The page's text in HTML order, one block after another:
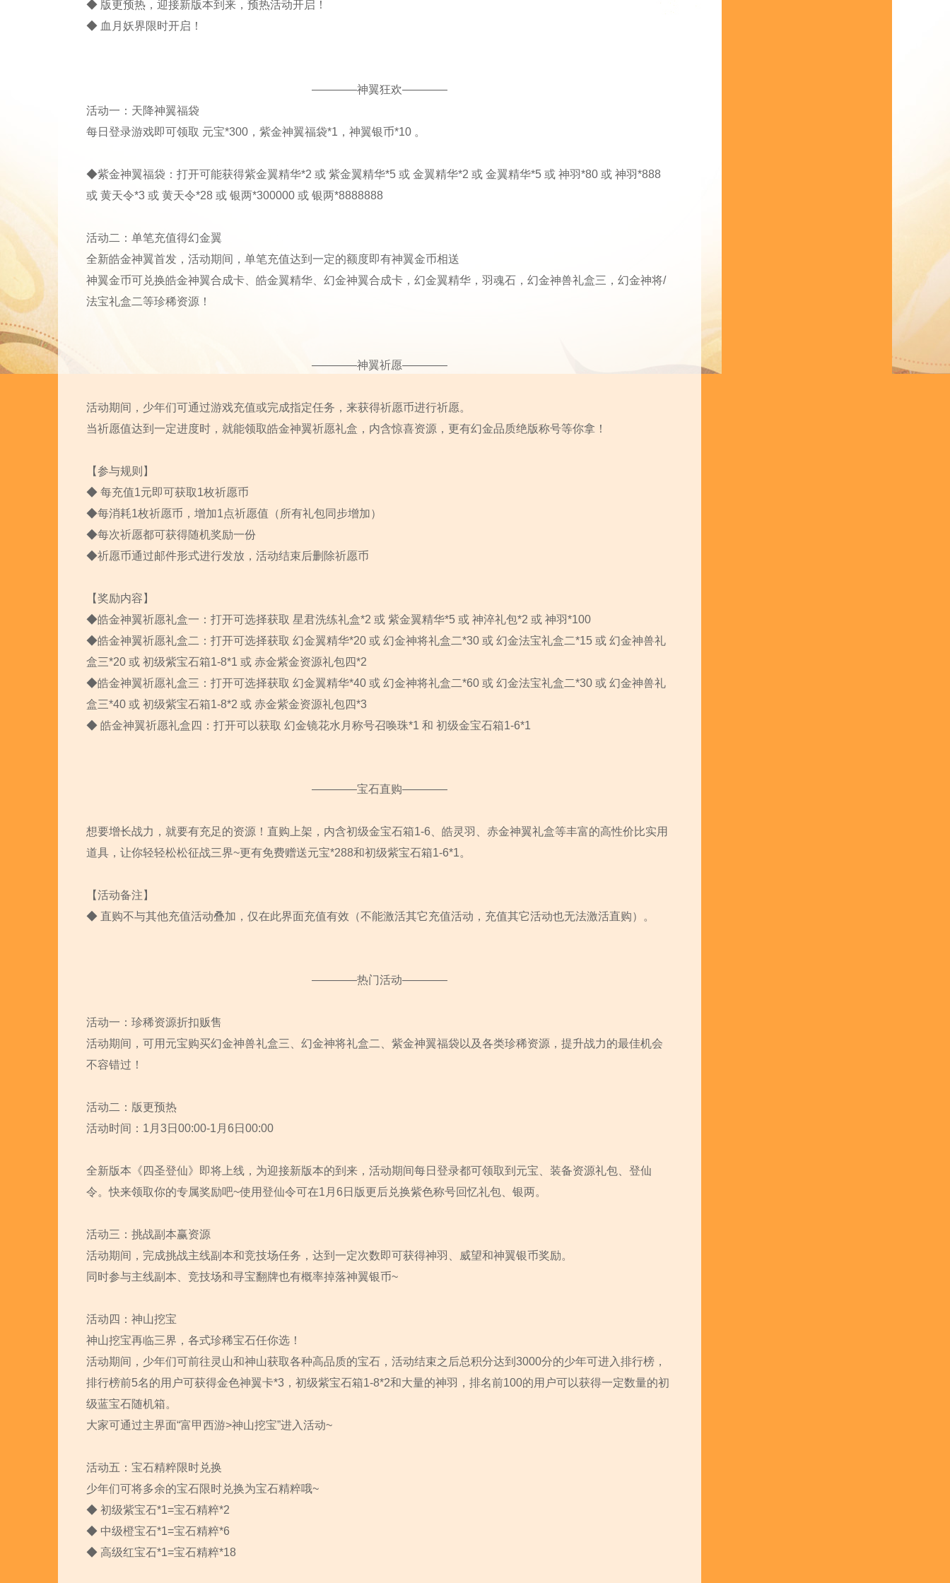
◆ 版更预热，迎接新版本到来，预热活动开启！
◆ 血月妖界限时开启！
————神翼狂欢————
活动一：天降神翼福袋
每日登录游戏即可领取 元宝*300，紫金神翼福袋*1，神翼银币*10 。
◆紫金神翼福袋：打开可能获得紫金翼精华*2 或 紫金翼精华*5 或 金翼精华*2 或 金翼精华*5 或 神羽*80 或 神羽*888
或 黄天令*3 或 黄天令*28 或 银两*300000 或 银两*8888888
活动二：单笔充值得幻金翼
全新皓金神翼首发，活动期间，单笔充值达到一定的额度即有神翼金币相送
神翼金币可兑换皓金神翼合成卡、皓金翼精华、幻金神翼合成卡，幻金翼精华，羽魂石，幻金神兽礼盒三，幻金神将/
法宝礼盒二等珍稀资源！
————神翼祈愿————
活动期间，少年们可通过游戏充值或完成指定任务，来获得祈愿币进行祈愿。
当祈愿值达到一定进度时，就能领取皓金神翼祈愿礼盒，内含惊喜资源，更有幻金品质绝版称号等你拿！
【参与规则】
◆ 每充值1元即可获取1枚祈愿币
◆每消耗1枚祈愿币，增加1点祈愿值（所有礼包同步增加）
◆每次祈愿都可获得随机奖励一份
◆祈愿币通过邮件形式进行发放，活动结束后删除祈愿币
【奖励内容】
◆皓金神翼祈愿礼盒一：打开可选择获取 星君洗练礼盒*2 或 紫金翼精华*5 或 神淬礼包*2 或 神羽*100
◆皓金神翼祈愿礼盒二：打开可选择获取 幻金翼精华*20 或 幻金神将礼盒二*30 或 幻金法宝礼盒二*15 或 幻金神兽礼
盒三*20 或 初级紫宝石箱1-8*1 或 赤金紫金资源礼包四*2
◆皓金神翼祈愿礼盒三：打开可选择获取 幻金翼精华*40 或 幻金神将礼盒二*60 或 幻金法宝礼盒二*30 或 幻金神兽礼
盒三*40 或 初级紫宝石箱1-8*2 或 赤金紫金资源礼包四*3
◆ 皓金神翼祈愿礼盒四：打开可以获取 幻金镜花水月称号召唤珠*1 和 初级金宝石箱1-6*1
————宝石直购————
想要增长战力，就要有充足的资源！直购上架，内含初级金宝石箱1-6、皓灵羽、赤金神翼礼盒等丰富的高性价比实用
道具，让你轻轻松松征战三界~更有免费赠送元宝*288和初级紫宝石箱1-6*1。
【活动备注】
◆ 直购不与其他充值活动叠加，仅在此界面充值有效（不能激活其它充值活动，充值其它活动也无法激活直购）。
————热门活动————
活动一：珍稀资源折扣贩售
活动期间，可用元宝购买幻金神兽礼盒三、幻金神将礼盒二、紫金神翼福袋以及各类珍稀资源，提升战力的最佳机会
不容错过！
活动二：版更预热
活动时间：1月3日00:00-1月6日00:00
全新版本《四圣登仙》即将上线，为迎接新版本的到来，活动期间每日登录都可领取到元宝、装备资源礼包、登仙
令。快来领取你的专属奖励吧~使用登仙令可在1月6日版更后兑换紫色称号回忆礼包、银两。
活动三：挑战副本赢资源
活动期间，完成挑战主线副本和竞技场任务，达到一定次数即可获得神羽、威望和神翼银币奖励。
同时参与主线副本、竞技场和寻宝翻牌也有概率掉落神翼银币~
活动四：神山挖宝
神山挖宝再临三界，各式珍稀宝石任你选！
活动期间，少年们可前往灵山和神山获取各种高品质的宝石，活动结束之后总积分达到3000分的少年可进入排行榜，
排行榜前5名的用户可获得金色神翼卡*3，初级紫宝石箱1-8*2和大量的神羽，排名前100的用户可以获得一定数量的初
级蓝宝石随机箱。
大家可通过主界面“富甲西游>神山挖宝”进入活动~
活动五：宝石精粹限时兑换
少年们可将多余的宝石限时兑换为宝石精粹哦~
◆ 初级紫宝石*1=宝石精粹*2
◆ 中级橙宝石*1=宝石精粹*6
◆ 高级红宝石*1=宝石精粹*18